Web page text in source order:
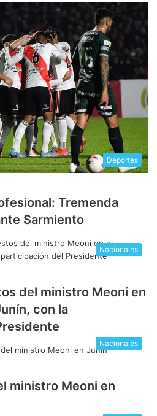
Deportes
Tremenda
Sarmiento
Nacionales
del ministro Meoni en
con la
Nacionales
ministro Meoni en